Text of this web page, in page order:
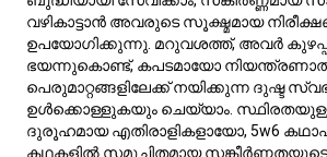
മാനസിക നിക്ഷേപവും വിശ്വസ്തതയും
5w6 മാനസിക
അറിവും ബന്ധവും
കൊണ്ടുവരൽ
എന്നിയഗ്രാം ടൈപ്പ് 5w6